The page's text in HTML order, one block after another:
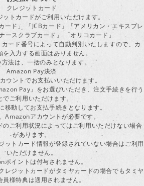
クレジットカード
ットカードがご利用いただけます。
ード」 「JCBカード」「アメリカン・エキスプレ
ースクラブカード」 「オリコカード」
ード番号によって自動判別いたしますので、カ
を入力する画面はありません。
法は、一括のみとなります。
Amazon Pay決済
ウントでお支払いいただけます。
Pay」をお選びいただき、注文手続きを行う
でご利用いただけます。
動してお支払手続きとなります。
Amazonアカウントが必要です。
ご利用状況によってはご利用いただけない場合
があります。
トカード情報が登録されていない場合はご利用
いただけません。
ポイントは付与されません。
ジットカードがタミヤカードの場合でもタミヤ
員様特典は適用されません。